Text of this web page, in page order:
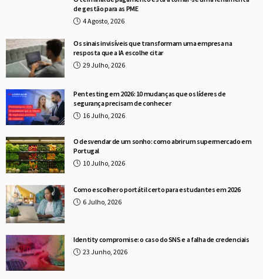
de gestão para as PME
4 Agosto, 2026
Os sinais invisíveis que transformam uma empresa na
resposta que a IA escolhe citar
29 Julho, 2026
Pentesting em 2026: 10 mudanças que os líderes de
segurança precisam de conhecer
16 Julho, 2026
O desvendar de um sonho: como abrir um supermercado em
Portugal
10 Julho, 2026
Como escolher o portátil certo para estudantes em 2026
6 Julho, 2026
Identity compromise: o caso do SNS e a falha de credenciais
23 Junho, 2026